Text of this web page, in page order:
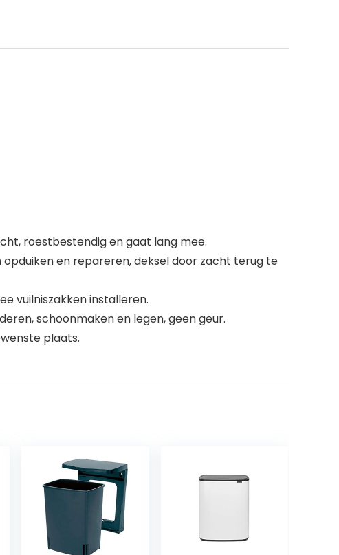
roestbestendig en gaat lang mee.
en repareren, deksel door zacht terug te
vuilniszakken installeren.
schoonmaken en legen, geen geur.
plaats.